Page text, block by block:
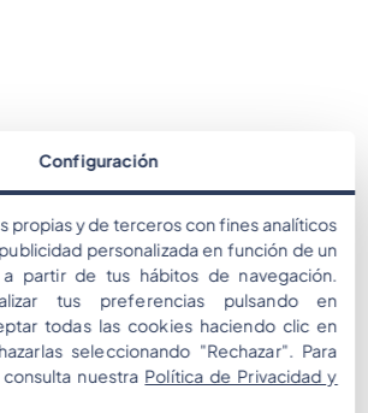
Configuración
propias y de terceros con fines analíticos
personalizada en función de un
partir de tus hábitos de navegación.
tus preferencias pulsando en
todas las cookies haciendo clic en
seleccionando "Rechazar". Para
nuestra Política de Privacidad y